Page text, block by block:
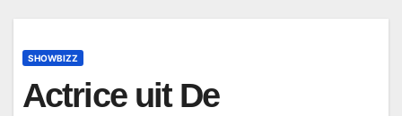
SHOWBIZZ
Actrice uit De